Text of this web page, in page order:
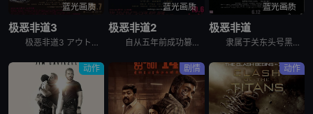
蓝光画质
极恶非道3
极恶非道3 アウトレイジ最終章，英文名为Outrage: Final Chapter，是2017年上映的日本动作犯罪电影。枪杀刑警片冈后，大友（北野武 饰）在韩国代理人张会长（金田时男 饰）的庇护
蓝光画质
极恶非道2
自从五年前成功篡位以来，加藤（三浦友和 饰）在石原（加濑亮 饰）的辅佐下带领山王会蹿升为关东最大暴力团，他们以经济利益为主要导向并逐渐将触角伸向政界，一时间风光无限。另一方面，组织内老派干部受到排
蓝光画质
极恶非道
隶属于关东头号黑帮组织山王会的池元组头目（国村隼 饰）曾在监狱与小组织村濑组头目（石桥莲司 饰）结为兄弟。山王会野心勃勃，时刻觊觎村濑的地盘和毒品生意。在山王会若头加藤（三浦友和 饰）的授意下，池
动作 剧情 动作